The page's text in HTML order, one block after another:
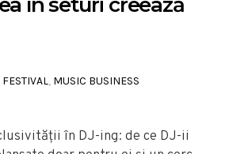
FESTIVAL, MUSIC BUSINESS
în DJ-ing: de ce DJ-ii